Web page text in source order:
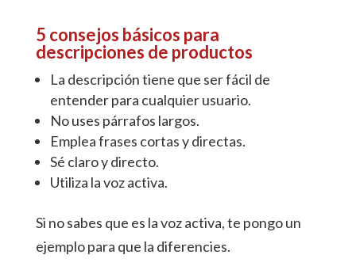
5 consejos básicos para
descripciones de productos
La descripción tiene que ser fácil de
entender para cualquier usuario.
No uses párrafos largos.
Emplea frases cortas y directas.
Sé claro y directo.
Utiliza la voz activa.
Si no sabes que es la voz activa, te pongo un
ejemplo para que la diferencies.